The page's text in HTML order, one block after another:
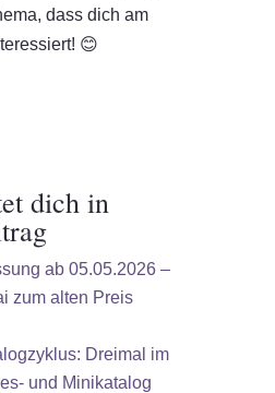
dass dich am
😊
dich in
ab 05.05.2026 –
zum alten Preis
Dreimal im
und Minikatalog